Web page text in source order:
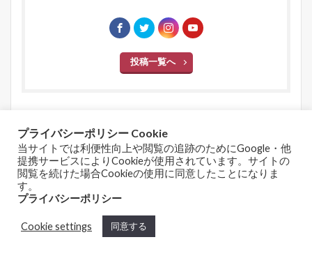
投稿一覧へ
関連する記事
【Photoshop】ガチャ
プライバシーポリシー Cookie
当サイトでは利便性向上や閲覧の追跡のためにGoogle・他
提携サービスによりCookieが使用されています。サイトの
閲覧を続けた場合Cookieの使用に同意したことになりま
す。
プライバシーポリシー
Cookie settings 同意する